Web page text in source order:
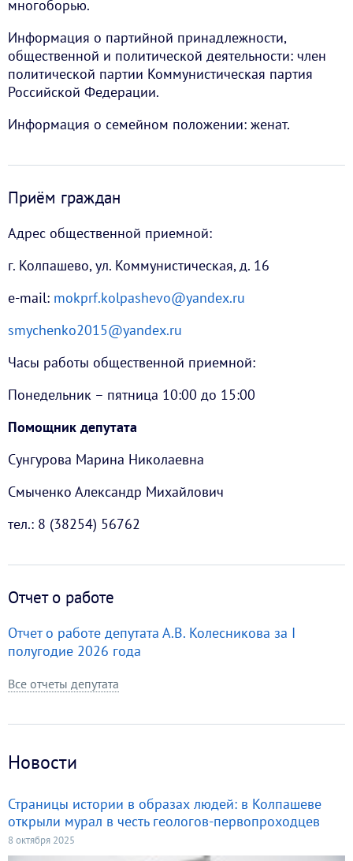
многоборью.
Информация о партийной принадлежности,
общественной и политической деятельности: член
политической партии Коммунистическая партия
Российской Федерации.
Информация о семейном положении: женат.
Приём граждан
Адрес общественной приемной:
г. Колпашево, ул. Коммунистическая, д. 16
е-mail: mokprf.kolpashevo@yandex.ru
smychenko2015@yandex.ru
Часы работы общественной приемной:
Понедельник – пятница 10:00 до 15:00
Помощник депутата
Сунгурова Марина Николаевна
Смыченко Александр Михайлович
тел.: 8 (38254) 56762
Отчет о работе
Отчет о работе депутата А.В. Колесникова за I
полугодие 2026 года
Все отчеты депутата
Новости
Страницы истории в образах людей: в Колпашеве
открыли мурал в честь геологов-первопроходцев
8 октября 2025